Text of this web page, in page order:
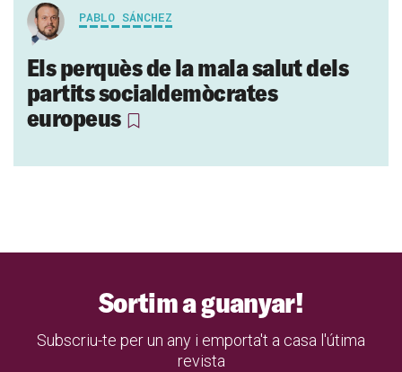
PABLO SÁNCHEZ
Els perquès de la mala salut dels
partits socialdemòcrates
europeus
Sortim a guanyar!
Subscriu-te per un any i emporta't a casa l'útima
revista